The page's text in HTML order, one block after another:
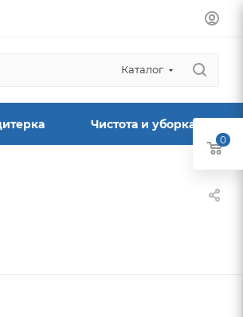
Каталог
Чистота и уборка
0